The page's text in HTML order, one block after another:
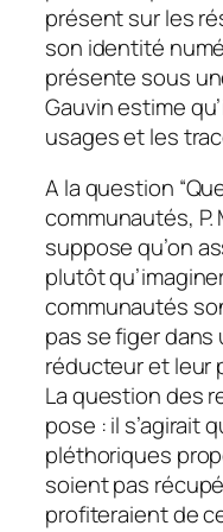
présent sur les
son identité
présente sous
Gauvin estime
usages et les
A la question
communautés,
suppose qu’on
plutôt
communautés
pas se figer dans
réducteur et leur
La question des
pose : il s’agirait
pléthoriques
soient pas
profiteraient de